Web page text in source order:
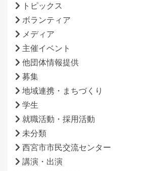
トピックス
ボランティア
メディア
主催イベント
他団体情報提供
募集
地域連携・まちづくり
学生
就職活動・採用活動
未分類
西宮市市民交流センター
講演・出演